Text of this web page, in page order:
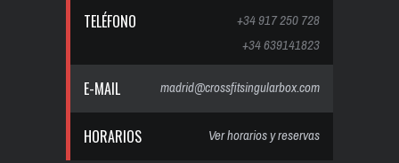
TELÉFONO
+34 917 250 728
+34 639141823
E-MAIL madrid@crossfitsingularbox.com
HORARIOS Ver horarios y reservas